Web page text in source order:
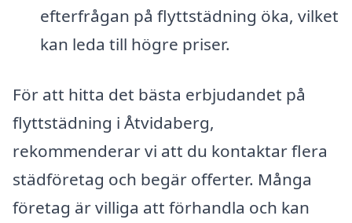
efterfrågan på flyttstädning öka, vilket
kan leda till högre priser.
För att hitta det bästa erbjudandet på
flyttstädning i Åtvidaberg,
rekommenderar vi att du kontaktar flera
städföretag och begär offerter. Många
företag är villiga att förhandla och kan